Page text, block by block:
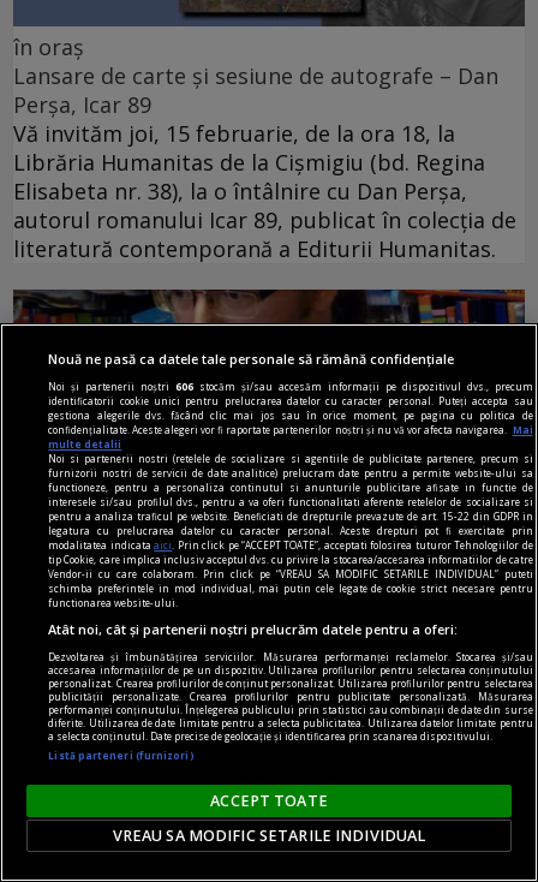
în oraș
Lansare de carte și sesiune de autografe – Dan
Perșa, Icar 89
Vă invităm joi, 15 februarie, de la ora 18, la
Librăria Humanitas de la Cişmigiu (bd. Regina
Elisabeta nr. 38), la o întâlnire cu Dan Perșa,
autorul romanului Icar 89, publicat în colecția de
literatură contemporană a Editurii Humanitas.
pentru poezie
Sfidarea convențiilor
O. Nimigean nu doar acordă cititorului acces la
realitatea distorsionată pe care o asamblează, ci
îl face parte integrantă a acesteia.
Şerban AXINTE
Nouă ne pasă ca datele tale personale să rămână confidențiale
Noi și partenerii noștri606 stocăm și/sau accesăm informații pe dispozitivul dvs., precum
identificatorii cookie unici pentru prelucrarea datelor cu caracter personal. Puteți accepta sau
gestiona alegerile dvs. făcând clic mai jos sau în orice moment, pe pagina cu politica de
confidențialitate. Aceste alegeri vor fi raportate partenerilor noștri și nu vă vor afecta navigarea.
Mai
multe detalii
Noi si partenerii nostri (retelele de socializare si agentiile de publicitate partenere, precum si
furnizorii nostri de servicii de date analitice) prelucram date pentru a permite website-ului sa
functioneze, pentru a personaliza continutul si anunturile publicitare afisate in functie de
interesele si/sau profilul dvs., pentru a va oferi functionalitati aferente retelelor de socializare si
pentru a analiza traficul pe website. Beneficiati de drepturile prevazute de art. 15-22 din GDPR in
legatura cu prelucrarea datelor cu caracter personal. Aceste drepturi pot fi exercitate prin
modalitatea indicataaici
. Prin click pe “ACCEPT TOATE”, acceptati folosirea tuturor Tehnologiilor de
tip Cookie, care implica inclusiv acceptul dvs. cu privire la stocarea/accesarea informatiilor de catre
Vendor-ii cu care colaboram. Prin click pe “VREAU SA MODIFIC SETARILE INDIVIDUAL” puteti
schimba preferintele in mod individual, mai putin cele legate de cookie strict necesare pentru
functionarea website-ului.
Atât noi, cât și partenerii noștri prelucrăm datele pentru a oferi:
Dezvoltarea și îmbunătățirea serviciilor. Măsurarea performanței reclamelor. Stocarea și/sau
accesarea informațiilor de pe un dispozitiv. Utilizarea profilurilor pentru selectarea conținutului
personalizat. Crearea profilurilor de conținut personalizat. Utilizarea profilurilor pentru selectarea
publicității personalizate. Crearea profilurilor pentru publicitate personalizată. Măsurarea
performanței conținutului. Înțelegerea publicului prin statistici sau combinații de date din surse
diferite. Utilizarea de date limitate pentru a selecta publicitatea. Utilizarea datelor limitate pentru
a selecta conținutul. Date precise de geolocație și identificarea prin scanarea dispozitivului.
Listă parteneri (furnizori)
ACCEPT TOATE
VREAU SA MODIFIC SETARILE INDIVIDUAL